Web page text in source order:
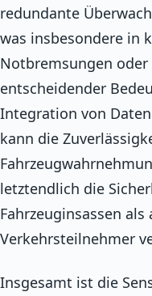
redundante
was insbesondere in
Notbremsungen
entscheidender
Integration von
kann die
letztendlich die
Fahrzeuginsassen
Verkehrsteilnehmer
Insgesamt ist die